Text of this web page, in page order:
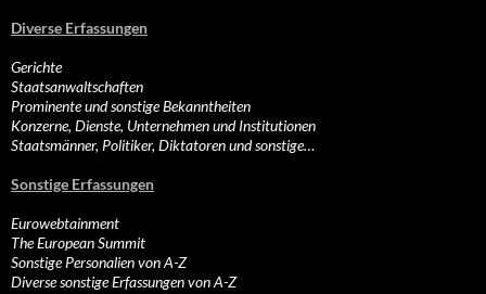
Diverse Erfassungen
Gerichte
Staatsanwaltschaften
Prominente und sonstige Bekanntheiten
Konzerne, Dienste, Unternehmen und Institutionen
Staatsmänner, Politiker, Diktatoren und sonstige…
Sonstige Erfassungen
Eurowebtainment
The European Summit
Sonstige Personalien von A-Z
Diverse sonstige Erfassungen von A-Z